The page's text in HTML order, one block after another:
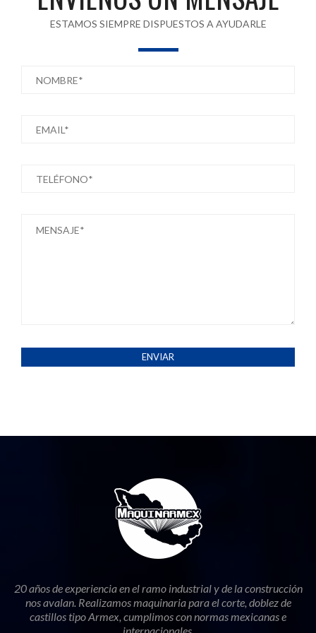
ESTAMOS SIEMPRE DISPUESTOS A AYUDARLE
20 años de experiencia en el ramo industrial y de la construcción
nos avalan. Realizamos maquinaria para el corte, doblez de
castillos tipo Armex, cumplimos con normas mexicanas e